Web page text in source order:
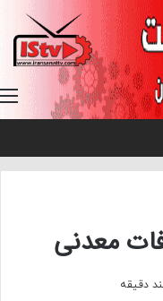
معدنی
دقیقه